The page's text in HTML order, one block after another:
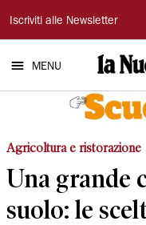
La
Nuova
Ferrara
Iscriviti alle Newsletter
MENU
Agricoltura e ristorazione
Una grande
suolo: le